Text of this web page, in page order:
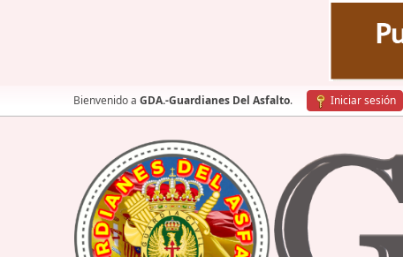
Bienvenido a GDA.-Guardianes Del Asfalto. Iniciar sesión